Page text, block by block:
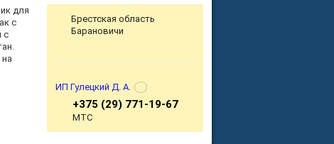
для
с
с
Брестская область
Барановичи
ИП Гулецкий Д. А.
+375 (29) 771-19-67
МТС